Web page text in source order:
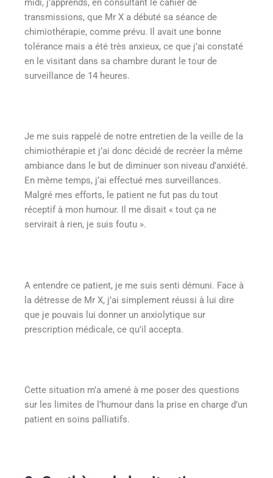
midi, j’apprends, en consultant le cahier de
transmissions, que Mr X a débuté sa séance de
chimiothérapie, comme prévu. Il avait une bonne
tolérance mais a été très anxieux, ce que j’ai constaté
en le visitant dans sa chambre durant le tour de
surveillance de 14 heures.
Je me suis rappelé de notre entretien de la veille de la
chimiothérapie et j’ai donc décidé de recréer la même
ambiance dans le but de diminuer son niveau d’anxiété.
En même temps, j’ai effectué mes surveillances.
Malgré mes efforts, le patient ne fut pas du tout
réceptif à mon humour. Il me disait « tout ça ne
servirait à rien, je suis foutu ».
A entendre ce patient, je me suis senti démuni. Face à
la détresse de Mr X, j’ai simplement réussi à lui dire
que je pouvais lui donner un anxiolytique sur
prescription médicale, ce qu’il accepta.
Cette situation m’a amené à me poser des questions
sur les limites de l’humour dans la prise en charge d’un
patient en soins palliatifs.